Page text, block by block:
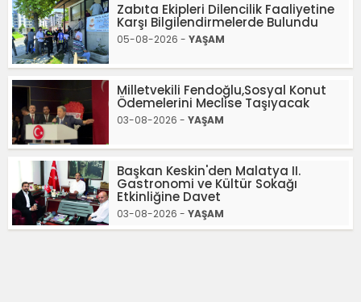
Zabıta Ekipleri Dilencilik Faaliyetine
Karşı Bilgilendirmelerde Bulundu
05-08-2026 - YAŞAM
Milletvekili Fendoğlu,Sosyal Konut
Ödemelerini Meclise Taşıyacak
03-08-2026 - YAŞAM
Başkan Keskin'den Malatya II.
Gastronomi ve Kültür Sokağı
Etkinliğine Davet
03-08-2026 - YAŞAM